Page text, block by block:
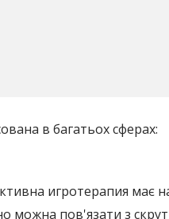
в багатьох сферах:
игротерапия має
можна пов'язати з